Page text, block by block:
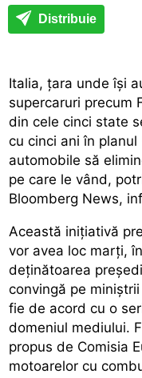
Distribuie
Italia, ţara unde îşi
supercaruri precum
din cele cinci state
cu cinci ani în
automobile să
pe care le vând,
Bloomberg News,
Această iniţiativă
vor avea loc marţi,
deţinătoarea
convingă pe
fie de acord cu o
domeniul mediului.
propus de Comisia
motoarelor cu